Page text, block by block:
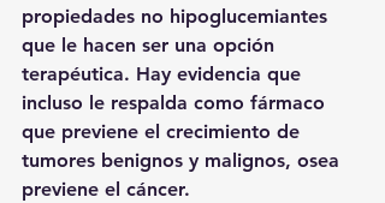
propiedades no hipoglucemiantes
que le hacen ser una opción
terapéutica. Hay evidencia que
incluso le respalda como fármaco
que previene el crecimiento de
tumores benignos y malignos, osea
previene el cáncer.